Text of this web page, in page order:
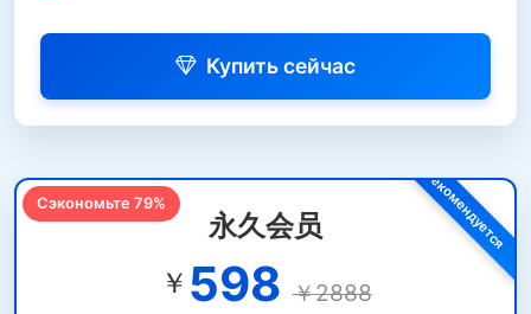
Купить сейчас
Сэкономьте 79%
永久会员
￥ 598 ￥2888